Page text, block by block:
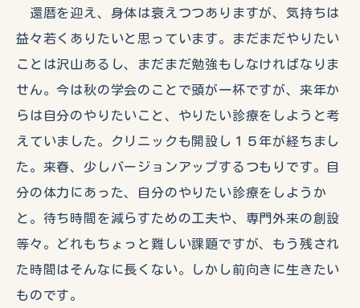
還暦を迎え、身体は衰えつつありますが、気持ちは
益々若くありたいと思っています。まだまだやりたい
ことは沢山あるし、まだまだ勉強もしなければなりま
せん。今は秋の学会のことで頭が一杯ですが、来年か
らは自分のやりたいこと、やりたい診療をしようと考
えていました。クリニックも開設し１５年が経ちまし
た。来春、少しバージョンアップするつもりです。自
分の体力にあった、自分のやりたい診療をしようか
と。待ち時間を減らすための工夫や、専門外来の創設
等々。どれもちょっと難しい課題ですが、もう残され
た時間はそんなに長くない。しかし前向きに生きたい
ものです。